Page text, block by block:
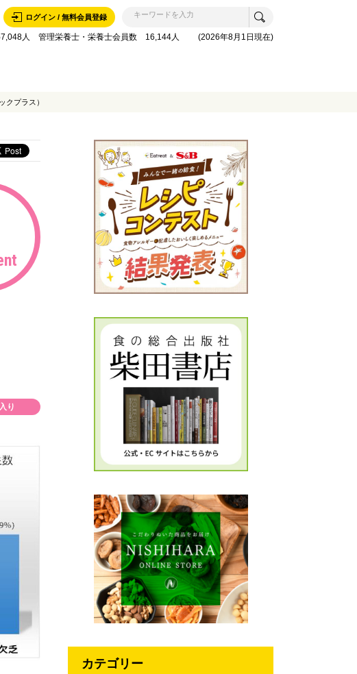
ログイン / 無料会員登録
人 管理栄養士・栄養士会員数 16,144人 (2026年8月1日現在)
クプラス）
り
カテゴリー